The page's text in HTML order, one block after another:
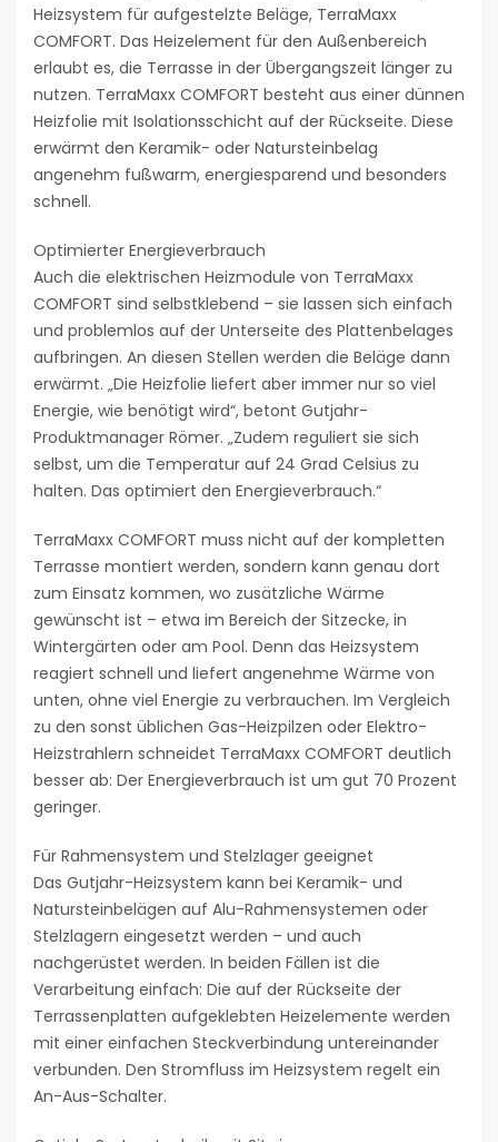
Heizsystem für aufgestelzte Beläge, TerraMaxx
COMFORT. Das Heizelement für den Außenbereich
erlaubt es, die Terrasse in der Übergangszeit länger zu
nutzen. TerraMaxx COMFORT besteht aus einer dünnen
Heizfolie mit Isolationsschicht auf der Rückseite. Diese
erwärmt den Keramik- oder Natursteinbelag
angenehm fußwarm, energiesparend und besonders
schnell.
Optimierter Energieverbrauch
Auch die elektrischen Heizmodule von TerraMaxx
COMFORT sind selbstklebend – sie lassen sich einfach
und problemlos auf der Unterseite des Plattenbelages
aufbringen. An diesen Stellen werden die Beläge dann
erwärmt. „Die Heizfolie liefert aber immer nur so viel
Energie, wie benötigt wird“, betont Gutjahr-
Produktmanager Römer. „Zudem reguliert sie sich
selbst, um die Temperatur auf 24 Grad Celsius zu
halten. Das optimiert den Energieverbrauch.“
TerraMaxx COMFORT muss nicht auf der kompletten
Terrasse montiert werden, sondern kann genau dort
zum Einsatz kommen, wo zusätzliche Wärme
gewünscht ist – etwa im Bereich der Sitzecke, in
Wintergärten oder am Pool. Denn das Heizsystem
reagiert schnell und liefert angenehme Wärme von
unten, ohne viel Energie zu verbrauchen. Im Vergleich
zu den sonst üblichen Gas-Heizpilzen oder Elektro-
Heizstrahlern schneidet TerraMaxx COMFORT deutlich
besser ab: Der Energieverbrauch ist um gut 70 Prozent
geringer.
Für Rahmensystem und Stelzlager geeignet
Das Gutjahr-Heizsystem kann bei Keramik- und
Natursteinbelägen auf Alu-Rahmensystemen oder
Stelzlagern eingesetzt werden – und auch
nachgerüstet werden. In beiden Fällen ist die
Verarbeitung einfach: Die auf der Rückseite der
Terrassenplatten aufgeklebten Heizelemente werden
mit einer einfachen Steckverbindung untereinander
verbunden. Den Stromfluss im Heizsystem regelt ein
An-Aus-Schalter.